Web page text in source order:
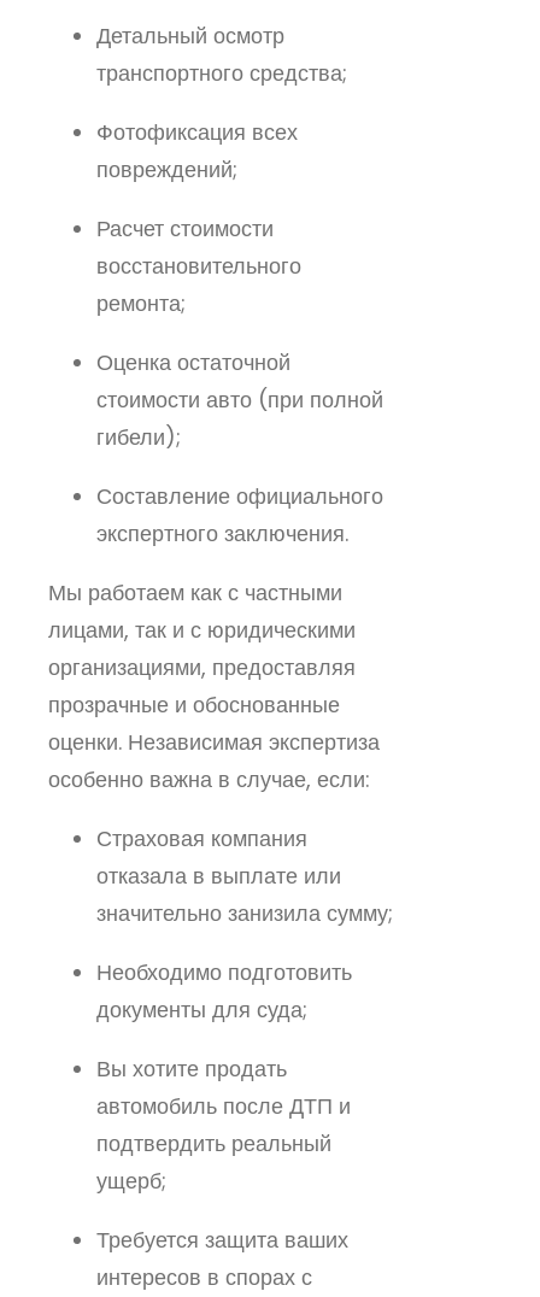
Детальный осмотр
транспортного средства;
Фотофиксация всех
повреждений;
Расчет стоимости
восстановительного
ремонта;
Оценка остаточной
стоимости авто (при полной
гибели);
Составление официального
экспертного заключения.
Мы работаем как с частными
лицами, так и с юридическими
организациями, предоставляя
прозрачные и обоснованные
оценки. Независимая экспертиза
особенно важна в случае, если:
Страховая компания
отказала в выплате или
значительно занизила сумму;
Необходимо подготовить
документы для суда;
Вы хотите продать
автомобиль после ДТП и
подтвердить реальный
ущерб;
Требуется защита ваших
интересов в спорах с